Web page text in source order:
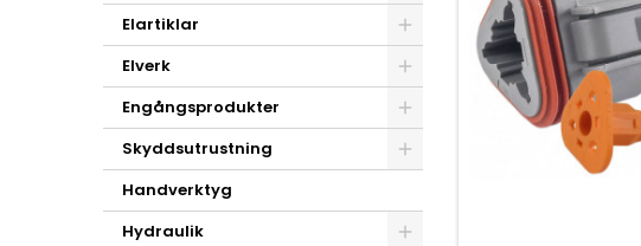
Elartiklar
Elverk
Engångsprodukter
Skyddsutrustning
Handverktyg
Hydraulik